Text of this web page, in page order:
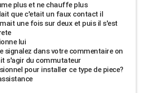
plus et ne chauffe plus
que c'etait un faux contact il
une fois sur deux et puis il s'est
lui
signalez dans votre commentaire on
s'agir du commutateur
pour installer ce type de piece?